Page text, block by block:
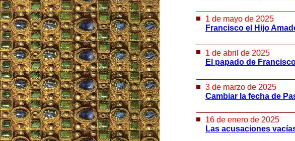
1 de mayo de 2025
Francisco el Hijo
1 de abril de 2025
El papado de
3 de marzo de 2025
Cambiar la fecha de
16 de enero de 2025
Las acusaciones